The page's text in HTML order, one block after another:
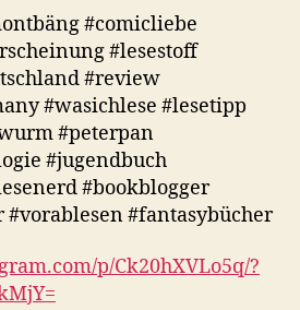
#comicliebe
#lesestoff
#review
#wasichlese #lesetipp
#peterpan
#jugendbuch
#bookblogger
#fantasybücher
p/Ck20hXVLo5q/?